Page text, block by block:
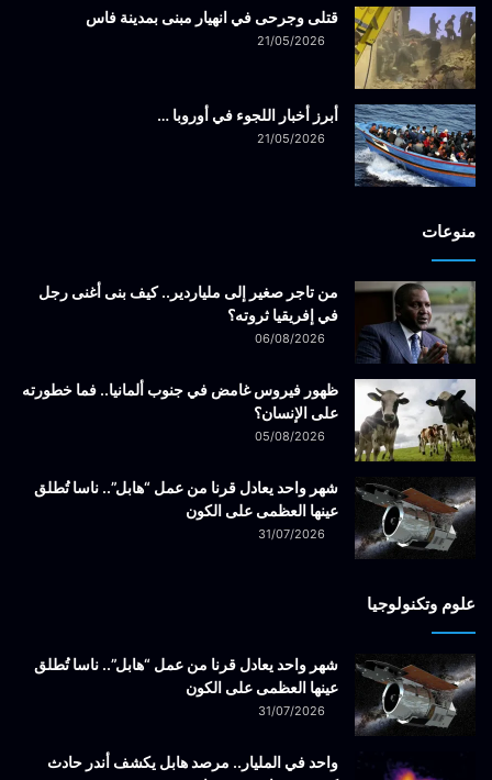
قتلى وجرحى في انهيار مبنى بمدينة فاس
21/05/2026
أبرز أخبار اللجوء في أوروبا …
21/05/2026
منوعات
من تاجر صغير إلى ملياردير.. كيف بنى أغنى رجل
في إفريقيا ثروته؟
06/08/2026
ظهور فيروس غامض في جنوب ألمانيا.. فما خطورته
على الإنسان؟
05/08/2026
شهر واحد يعادل قرنا من عمل “هابل”.. ناسا تُطلق
عينها العظمى على الكون
31/07/2026
علوم وتكنولوجيا
شهر واحد يعادل قرنا من عمل “هابل”.. ناسا تُطلق
عينها العظمى على الكون
31/07/2026
واحد في المليار.. مرصد هابل يكشف أندر حادث